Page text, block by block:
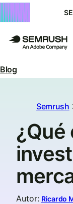
Blog
Semrush
¿Qué
Autor: Ricardo